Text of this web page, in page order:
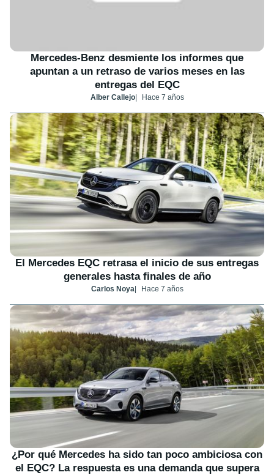
Mercedes-Benz desmiente los informes que
apuntan a un retraso de varios meses en las
entregas del EQC
Alber Callejo Hace 7 años
El Mercedes EQC retrasa el inicio de sus entregas
generales hasta finales de año
Carlos Noya Hace 7 años
¿Por qué Mercedes ha sido tan poco ambiciosa con
el EQC? La respuesta es una demanda que supera